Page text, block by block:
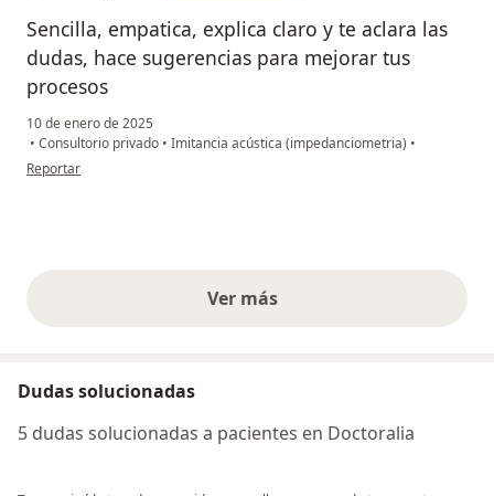
Sencilla, empatica, explica claro y te aclara las
dudas, hace sugerencias para mejorar tus
procesos
10 de enero de 2025
• Consultorio privado • Imitancia acústica (impedanciometria) •
en opinión del usuario L. Pulgarín
Reportar
Ver másopiniones anteriores
Dudas solucionadas
5 dudas solucionadas a pacientes en Doctoralia